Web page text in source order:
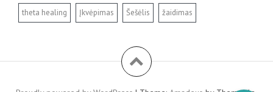
theta healing Įkvėpimas Šešėlis žaidimas